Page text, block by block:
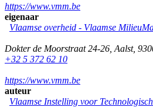
https://www.vmm.be
eigenaar
Vlaamse overheid - Vlaamse
Dokter de Moorstraat 24-26 Aalst,
+32 5 372 62 10
https://www.vmm.be
auteur
Vlaamse Instelling voor